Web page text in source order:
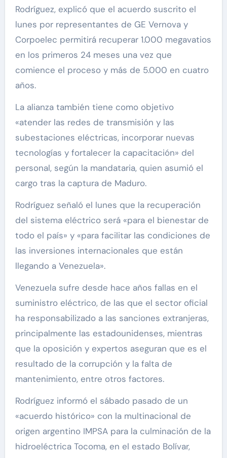
Rodríguez, explicó que el acuerdo suscrito el
lunes por representantes de GE Vernova y
Corpoelec permitirá recuperar 1.000 megavatios
en los primeros 24 meses una vez que
comience el proceso y más de 5.000 en cuatro
años.
La alianza también tiene como objetivo
«atender las redes de transmisión y las
subestaciones eléctricas, incorporar nuevas
tecnologías y fortalecer la capacitación» del
personal, según la mandataria, quien asumió el
cargo tras la captura de Maduro.
Rodríguez señaló el lunes que la recuperación
del sistema eléctrico será «para el bienestar de
todo el país» y «para facilitar las condiciones de
las inversiones internacionales que están
llegando a Venezuela».
Venezuela sufre desde hace años fallas en el
suministro eléctrico, de las que el sector oficial
ha responsabilizado a las sanciones extranjeras,
principalmente las estadounidenses, mientras
que la oposición y expertos aseguran que es el
resultado de la corrupción y la falta de
mantenimiento, entre otros factores.
Rodríguez informó el sábado pasado de un
«acuerdo histórico» con la multinacional de
origen argentino IMPSA para la culminación de la
hidroeléctrica Tocoma, en el estado Bolívar,